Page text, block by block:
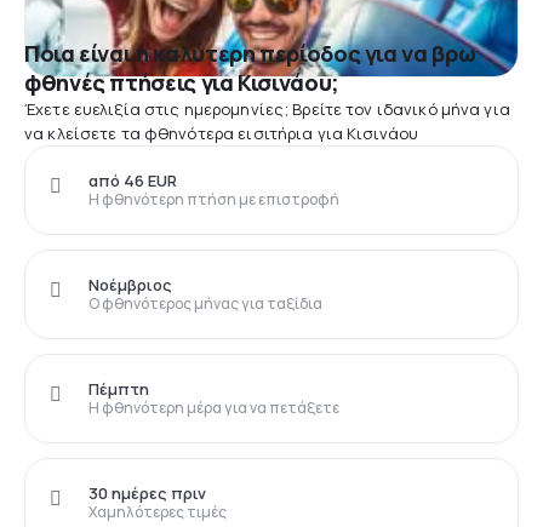
Ποια είναι η καλύτερη περίοδος για να βρω
φθηνές πτήσεις για Κισινάου;
Έχετε ευελιξία στις ημερομηνίες; Βρείτε τον ιδανικό μήνα για
να κλείσετε τα φθηνότερα εισιτήρια για Κισινάου
Η φθηνότερη πτήση με επιστροφή
από 46 EUR
Ο φθηνότερος μήνας για ταξίδια
Νοέμβριος
Η φθηνότερη μέρα για να πετάξετε
Πέμπτη
Χαμηλότερες τιμές
30 ημέρες πριν